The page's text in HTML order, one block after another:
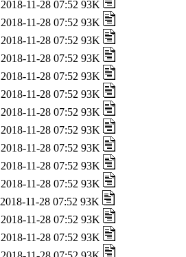
2018-11-28 07:52 93K
2018-11-28 07:52 93K
2018-11-28 07:52 93K
2018-11-28 07:52 93K
2018-11-28 07:52 93K
2018-11-28 07:52 93K
2018-11-28 07:52 93K
2018-11-28 07:52 93K
2018-11-28 07:52 93K
2018-11-28 07:52 93K
2018-11-28 07:52 93K
2018-11-28 07:52 93K
2018-11-28 07:52 93K
2018-11-28 07:52 93K